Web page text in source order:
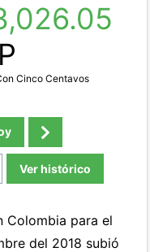
Cinco Centavos
Ver histórico
Colombia para el
del 2018 subió